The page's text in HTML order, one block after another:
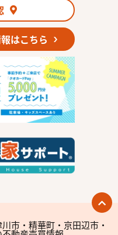
はこちら
市・精華町・京田辺市・